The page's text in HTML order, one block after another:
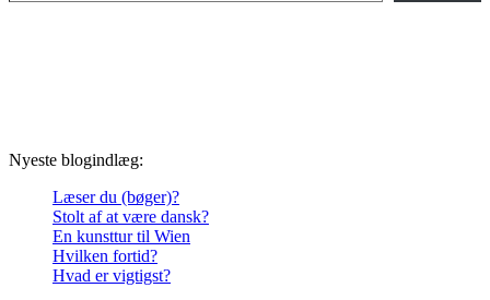
Nyeste blogindlæg:
Læser du (bøger)?
Stolt af at være dansk?
En kunsttur til Wien
Hvilken fortid?
Hvad er vigtigst?